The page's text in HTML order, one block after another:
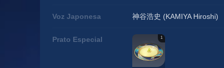
Voz Japonesa 神谷浩史 (KAMIYA Hiroshi)
Prato Especial 1